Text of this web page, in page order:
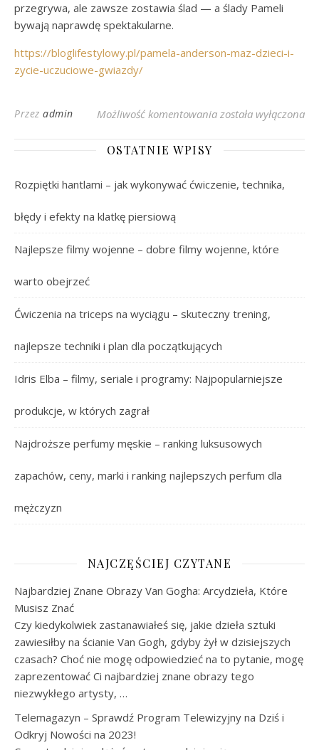
przegrywa, ale zawsze zostawia ślad — a ślady Pameli
bywają naprawdę spektakularne.
https://bloglifestylowy.pl/pamela-anderson-maz-dzieci-i-
zycie-uczuciowe-gwiazdy/
Przez admin Możliwość komentowania Pamela Anderson i
została wyłączona
OSTATNIE WPISY
Rozpiętki hantlami – jak wykonywać ćwiczenie, technika,
błędy i efekty na klatkę piersiową
Najlepsze filmy wojenne – dobre filmy wojenne, które
warto obejrzeć
Ćwiczenia na triceps na wyciągu – skuteczny trening,
najlepsze techniki i plan dla początkujących
Idris Elba – filmy, seriale i programy: Najpopularniejsze
produkcje, w których zagrał
Najdroższe perfumy męskie – ranking luksusowych
zapachów, ceny, marki i ranking najlepszych perfum dla
mężczyzn
NAJCZĘŚCIEJ CZYTANE
Najbardziej Znane Obrazy Van Gogha: Arcydzieła, Które
Musisz Znać
Czy kiedykolwiek zastanawiałeś się, jakie dzieła sztuki
zawiesiłby na ścianie Van Gogh, gdyby żył w dzisiejszych
czasach? Choć nie mogę odpowiedzieć na to pytanie, mogę
zaprezentować Ci najbardziej znane obrazy tego
niezwykłego artysty, …
Telemagazyn – Sprawdź Program Telewizyjny na Dziś i
Odkryj Nowości na 2023!